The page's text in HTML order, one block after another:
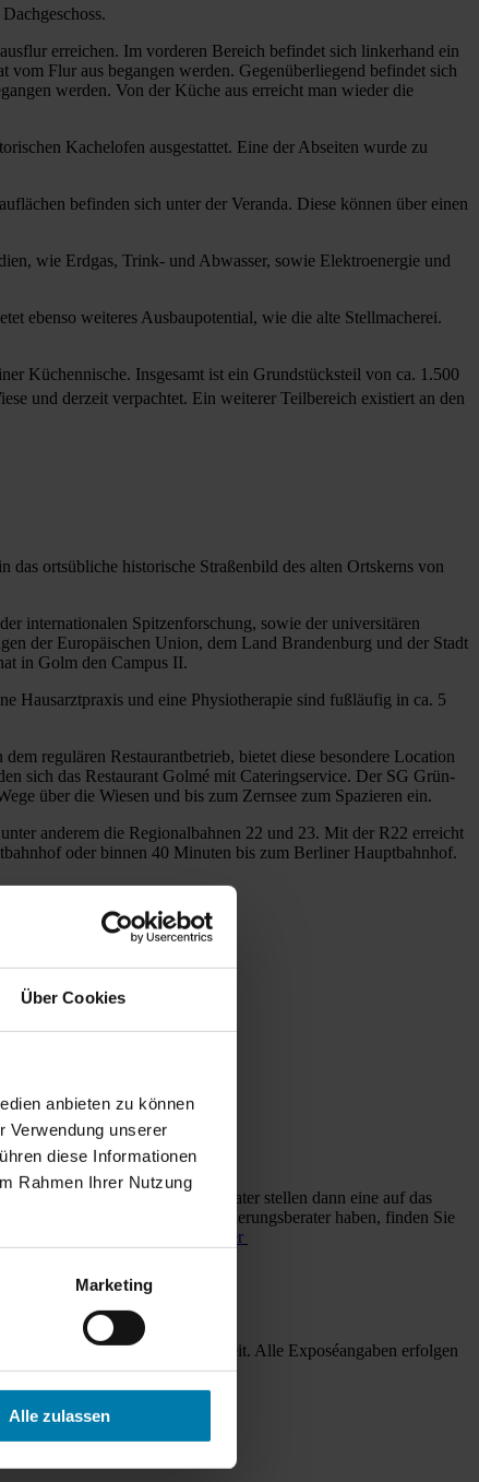
Über Cookies
anbieten zu können
Verwendung unserer
diese Informationen
Rahmen Ihrer Nutzung
Marketing
Alle zulassen
erreichen. Im vorderen Bereich befindet sich linkerhand ein
Flur aus begangen werden. Gegenüberliegend befindet sich
werden. Von der Küche aus erreicht man wieder die
Kachelofen ausgestattet. Eine der Abseiten wurde zu
befinden sich unter der Veranda. Diese können über einen
wie Erdgas, Trink- und Abwasser, sowie Elektroenergie und
ebenso weiteres Ausbaupotential, wie die alte Stellmacherei.
Küchennische. Insgesamt ist ein Grundstücksteil von ca. 1.500
und derzeit verpachtet. Ein weiterer Teilbereich existiert an den
ortsübliche historische Straßenbild des alten Ortskerns von
internationalen Spitzenforschung, sowie der universitären
der Europäischen Union, dem Land Brandenburg und der Stadt
in Golm den Campus II.
Hausarztpraxis und eine Physiotherapie sind fußläufig in ca. 5
regulären Restaurantbetrieb, bietet diese besondere Location
sich das Restaurant Golmé mit Cateringservice. Der SG Grün-
über die Wiesen und bis zum Zernsee zum Spazieren ein.
anderem die Regionalbahnen 22 und 23. Mit der R22 erreicht
oder binnen 40 Minuten bis zum Berliner Hauptbahnhof.
Manche Finanzierungsberater stellen dann eine auf das
Sollten Sie keinen Finanzierungsberater haben, finden Sie
hier:
Empfehlung Baufinanzierer
Gewähr für deren Richtigkeit. Alle Exposéangaben erfolgen
abgeschlossene Kaufvertrag.